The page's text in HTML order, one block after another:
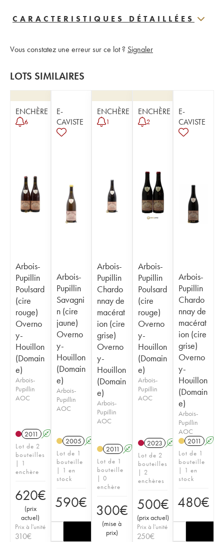
CARACTERISTIQUES DÉTAILLÉES
Vous constatez une erreur sur ce lot ? Signaler
LOTS SIMILAIRES
ENCHÈRE
6
Arbois-
Pupillin
Poulsard
(cire
rouge)
Overno
y-
Houillon
(Domain
e)
Arbois-
Pupillin
AOC
2011 A
Lot de 2
bouteilles
| 1
enchère
620€
(prix
actuel)
Prix à l'unité
310€
E-
CAVISTE
Arbois-
Pupillin
Savagni
n (cire
jaune)
Overno
y-
Houillon
(Domain
e)
Arbois-
Pupillin
AOC
2005 A
Lot de 1
bouteille
| 1 en
stock
590€
ENCHÈRE
1
Arbois-
Pupillin
Chardo
nnay de
macérat
ion (cire
grise)
Overno
y-
Houillon
(Domain
e)
Arbois-
Pupillin
AOC
2011 A S
Lot de 1
bouteille
| 0
enchère
300€
(mise à
prix)
ENCHÈRE
2
Arbois-
Pupillin
Poulsard
(cire
rouge)
Overno
y-
Houillon
(Domain
e)
Arbois-
Pupillin
AOC
2023 A S
Lot de 2
bouteilles
| 2
enchères
500€
(prix actuel)
Prix à l'unité
250€
E-
CAVISTE
Arbois-
Pupillin
Chardo
nnay de
macérat
ion (cire
grise)
Overno
y-
Houillon
(Domain
e)
Arbois-
Pupillin
AOC
2011
A
Lot de 1
bouteille
| 1 en
stock
480€